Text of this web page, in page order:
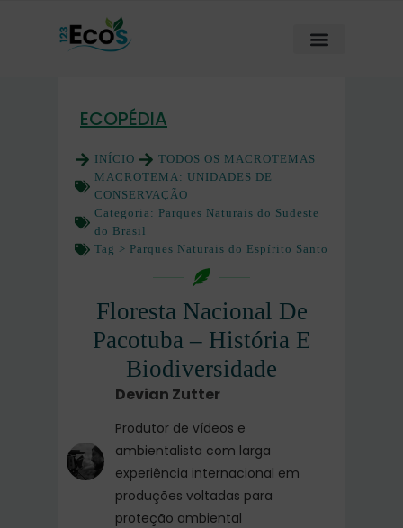
ECOPÉDIA
INÍCIO
TODOS OS MACROTEMAS
MACROTEMA: UNIDADES DE
CONSERVAÇÃO
Categoria: Parques Naturais do Sudeste
do Brasil
Tag > Parques Naturais do Espírito Santo
Floresta Nacional De
Pacotuba – História E
Biodiversidade
Devian Zutter
Produtor de vídeos e
ambientalista com larga
experiência internacional em
produções voltadas para
proteção ambiental